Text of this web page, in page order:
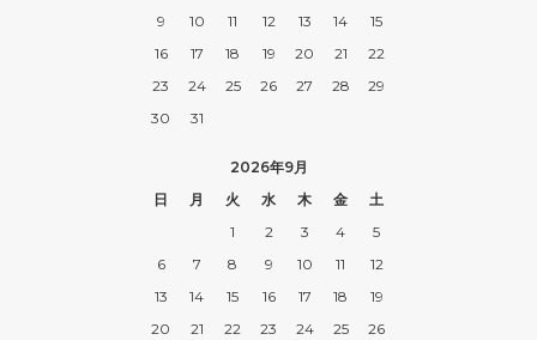
9
10 11 12 13 14
15
16
17 18 19 20 21
22
23
24 25 26 27 28
29
30
31
2026年9月
日
月 火 水 木 金
土
1
2 3 4
5
6
7 8 9 10 11
12
13
14 15 16 17 18
19
20
21 22 23 24 25
26